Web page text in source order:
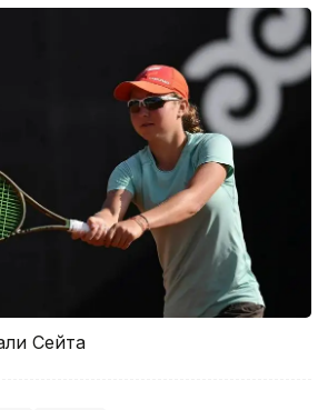
Сейтақ